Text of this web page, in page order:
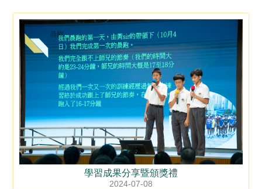
學習成果分享暨頒獎禮
2024-07-08